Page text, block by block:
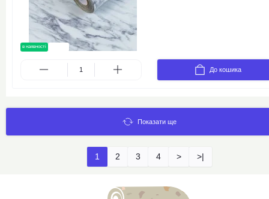
в наявності
До кошика
Показати ще
1 2 3 4 > >|